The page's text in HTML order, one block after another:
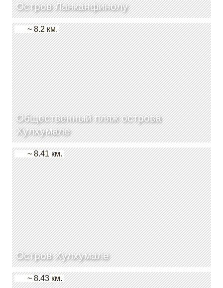
Остров Ланканфинолу
Общественный пляж острова
Хулхумале
~ 8.2 км.
Остров Хулхумале
~ 8.41 км.
~ 8.43 км.